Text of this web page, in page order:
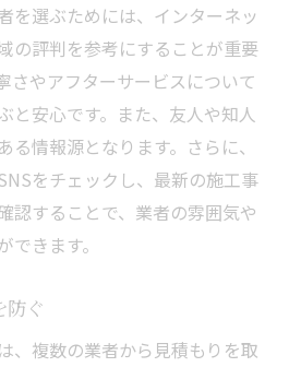
の特徴とは
めるポイント
に最適な塗装
装業者を選ぶ際のチェックリ
びで押さえる点
ポイントを確認
をリスト化
有無を確認
を選ぶためには、インターネッ
の評判を参考にすることが重要
さやアフターサービスについて
と安心です。また、友人や知人
情報源となります。さらに、
をチェックし、最新の施工事
認することで、業者の雰囲気や
きます。
防ぐ
、複数の業者から見積もりを取